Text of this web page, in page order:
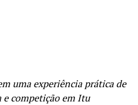
uma experiência prática de
competição em Itu